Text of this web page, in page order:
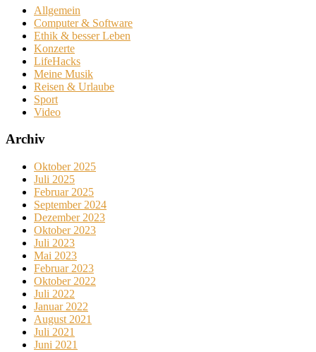
Allgemein
Computer & Software
Ethik & besser Leben
Konzerte
LifeHacks
Meine Musik
Reisen & Urlaube
Sport
Video
Archiv
Oktober 2025
Juli 2025
Februar 2025
September 2024
Dezember 2023
Oktober 2023
Juli 2023
Mai 2023
Februar 2023
Oktober 2022
Juli 2022
Januar 2022
August 2021
Juli 2021
Juni 2021